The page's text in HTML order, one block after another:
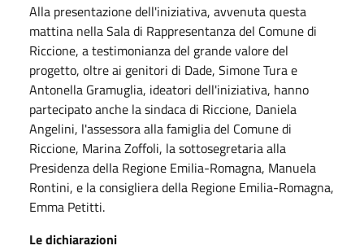
Alla presentazione dell'iniziativa, avvenuta questa
mattina nella Sala di Rappresentanza del Comune di
Riccione, a testimonianza del grande valore del
progetto, oltre ai genitori di Dade, Simone Tura e
Antonella Gramuglia, ideatori dell'iniziativa, hanno
partecipato anche la sindaca di Riccione, Daniela
Angelini, l'assessora alla famiglia del Comune di
Riccione, Marina Zoffoli, la sottosegretaria alla
Presidenza della Regione Emilia-Romagna, Manuela
Rontini, e la consigliera della Regione Emilia-Romagna,
Emma Petitti.
Le dichiarazioni